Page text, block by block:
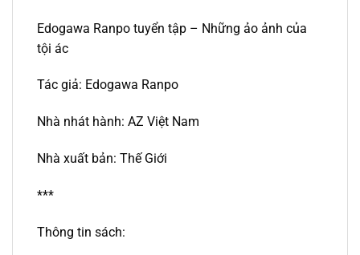
Edogawa Ranpo tuyển tập – Những ảo ảnh của
tội ác
Tác giả: Edogawa Ranpo
Nhà nhát hành: AZ Việt Nam
Nhà xuất bản: Thế Giới
***
Thông tin sách: